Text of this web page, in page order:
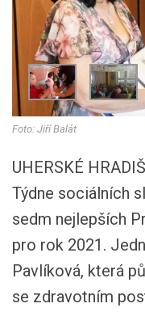
Foto: Jiří Balát
UHERSKÉ
Týdne sociálních
sedm nejlepších
pro rok 2021.
Pavlíková, která
se zdravotním